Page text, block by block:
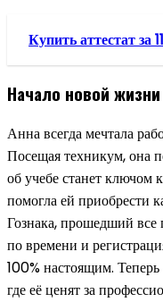
Купить аттестат за
Начало новой жизни
Анна всегда мечтала
Посещая техникум, она
об учебе станет ключом
помогла ей приобрести
Гознака, прошедший все
по времени и
100% настоящим.
где её ценят за